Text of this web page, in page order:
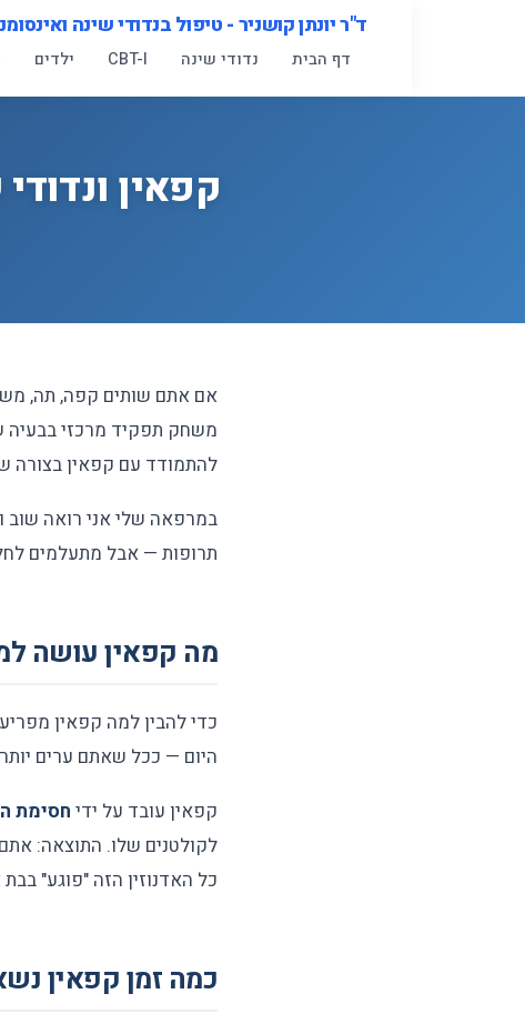
ד"ר יונתן קושניר - טיפול בנדודי שינה
דף הבית נדודי שינה CBT-I ילדים
קפאין
אם אתם שותים קפה, תה,
משחק תפקיד מרכזי בבעיה
להתמודד עם קפאין בצורה
במרפאה שלי אני רואה שוב
תרופות — אבל מתעלמים לחלוטין מהקפה שהם שותים ב-
מה קפאין עושה
כדי להבין למה קפאין
היום — ככל שאתם ערים יותר
קפאין עובד על ידי חסימת
לקולטנים שלו. התוצאה:
כל האדנוזין הזה "פוגע"
כמה זמן קפאין